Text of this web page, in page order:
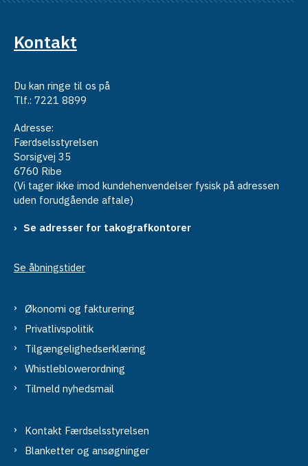
Kontakt
Du kan ringe til os på
Tlf.: 7221 8899
Adresse:
Færdselsstyrelsen
Sorsigvej 35
6760 Ribe
(Vi tager ikke imod kundehenvendelser fysisk på adressen
uden forudgående aftale)
Se adresser for takografkontorer
Se åbningstider
Økonomi og fakturering
Privatlivspolitik
Tilgængelighedserklæring
Whistleblowerordning
Tilmeld nyhedsmail
Kontakt Færdselsstyrelsen
Blanketter og ansøgninger